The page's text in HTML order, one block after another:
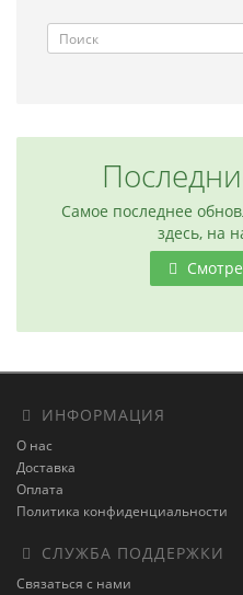
Самое последнее
здесь, на
ИНФОРМАЦИЯ
О нас
Доставка
Оплата
Политика конфиденциальности
СЛУЖБА ПОДДЕРЖКИ
Связаться с нами